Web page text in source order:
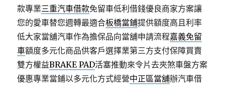
款專業三重汽車借款免留車低利借錢優良商家方案讓
您的愛車替您週轉最適合板橋當鋪提供額度高且利率
低大家當舖汽車作為擔保品向當舖申請流程嘉義免留
車額度多元化商品供客戶選擇業第三方支付保障買賣
雙方權益BRAKE PAD活塞推動來令片去夾煞車盤方案
優惠專業當鋪以多元化方式經營中正區當舖辦汽車借